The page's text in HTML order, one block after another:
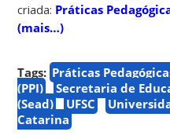
criada: Práticas
(mais…)
Tags: Práticas
(PPI)
Secretaria de
(Sead)
UFSC
Catarina